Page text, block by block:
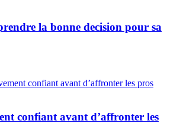
la bonne decision pour sa
confiant avant d’affronter les